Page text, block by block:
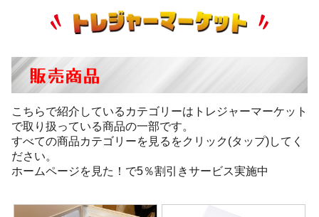
販売商品
こちらで紹介しているカテゴリーはトレジャーマーケット
で取り扱っている商品の一部です。
すべての商品カテゴリーを見るをクリック(タップ)してく
ださい。
ホームページを見た！で5％割引きサービス実施中